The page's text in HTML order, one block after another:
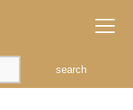
search